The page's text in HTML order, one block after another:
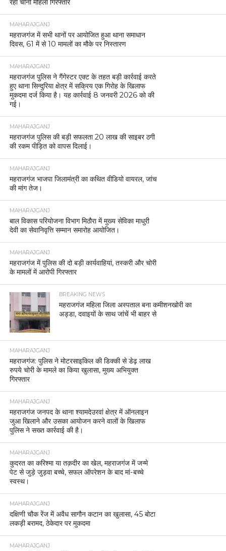
रही चीनी महिला गिरफ्तार
MAHARAJGANJ
महराजगंज में सभी थानों पर आयोजित हुआ थाना समाधान
दिवस, 61 में से 10 मामलों का मौके पर निस्तारण
MAHARAJGANJ
महराजगंज पुलिस ने गैंगेस्टर एक्ट के तहत बड़ी कार्रवाई करते
हुए थाना सिन्दुरिया क्षेत्र में सक्रिय एक गिरोह के खिलाफ
मुकदमा दर्ज किया है। यह कार्रवाई 8 जनवरी 2026 को की
गई।
MAHARAJGANJ
महराजगंज पुलिस की बड़ी सफलता 20 लाख की साइबर ठगी
की रकम पीड़ित को वापस दिलाई।
MAHARAJGANJ
महराजगंज भाजपा जिलामंत्री का कथित वीडियो वायरल, जांच
की मांग तेज।
MAHARAJGANJ
बाल विकास परियोजना विभाग मिठौरा में मुख्य सेविका माधुरी
देवी का सेवानिवृत्ति सम्मान समारोह आयोजित।
MAHARAJGANJ
महराजगंज में पुलिस की दो बड़ी कार्यवाहियां, तस्करी और चोरी
के मामलों में आरोपी गिरफ्तार
BREAKING NEWS
महराजगंज महिला जिला अस्पताल बना कमीशनखोरी का
अड्डा, दवाइयों के साथ जांचें भी बाहर से
MAHARAJGANJ
महराजगंज: पुलिस ने मोटरसाइकिल की डिक्की से डेढ़ लाख
रुपये चोरी के मामले का किया खुलासा, मुख्य अभियुक्त
गिरफ्तार
MAHARAJGANJ
महराजगंज जनपद के थाना श्यामदेउरवां क्षेत्र में ऑनलाइन
जुआ खिलाने और उसका आयोजन करने वालों के खिलाफ
पुलिस ने सख्त कार्रवाई की है।
MAHARAJGANJ
कुदरत का करिश्मा या तक़दीर का खेल, महराजगंज में जन्मे
पेट से जुड़े जुड़वा बच्चे, सफल ऑपरेशन के बाद मां-बच्चे
स्वस्थ।
MAHARAJGANJ
दक्षिणी चौक रेंज में अवैध सागौन कटान का खुलासा, 45 बोटा
लकड़ी बरामद, ठेकेदार पर मुकदमा
MAHARAJGANJ